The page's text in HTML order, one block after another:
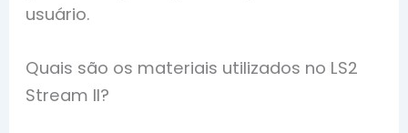
usuário.
Quais são os materiais utilizados no LS2
Stream II?